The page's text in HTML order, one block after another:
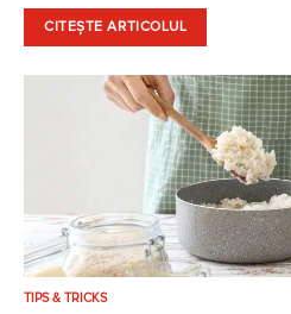
CITEȘTE ARTICOLUL
TIPS & TRICKS